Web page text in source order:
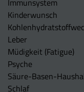
Kinderwunsch
Leber
Müdigkeit (Fatigue)
Psyche
Säure-Basen-
Schlaf